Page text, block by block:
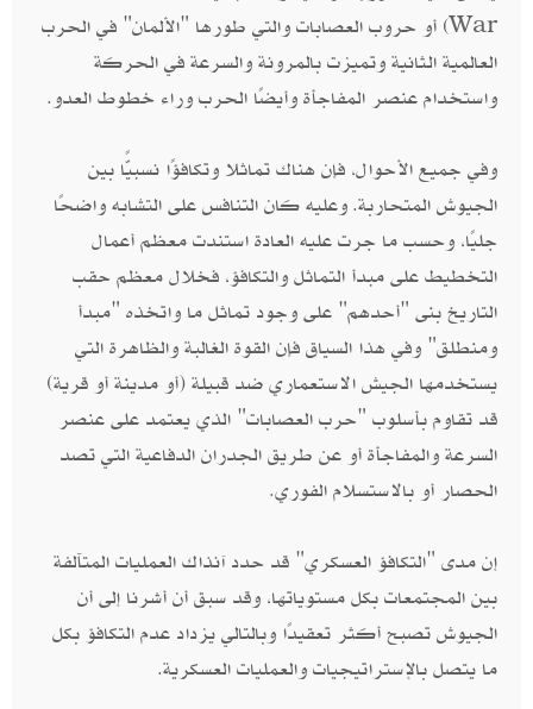
War) أو حروب العصابات والتي طورها "الألمان" في الحرب
العالمية الثانية وتميزت بالمرونة والسرعة في الحركة
واستخدام عنصر المفاجأة وأيضًا الحرب وراء خطوط العدو.
وفي جميع الأحوال، فإن هناك تماثلا وتكافؤًا نسبيًّا بين
الجيوش المتحاربة. وعليه كان التنافس على التشابه واضحًا
جليًا، وحسب ما جرت عليه العادة استندت معظم أعمال
التخطيط على مبدأ التماثل والتكافؤ، فخلال معظم حقب
التاريخ بنى "أحدهم" على وجود تماثل ما واتخذه "مبدأ
ومنطلق" وفي هذا السياق فإن القوة الغالبة والظاهرة التي
يستخدمها الجيش الاستعماري ضد قبيلة (أو مدينة أو قرية)
قد تقاوم بأسلوب "حرب العصابات" الذي يعتمد على عنصر
السرعة والمفاجأة أو عن طريق الجدران الدفاعية التي تصد
الحصار أو بالاستسلام الفوري.
إن مدى "التكافؤ العسكري" قد حدد آنذاك العمليات المتآلفة
بين المجتمعات بكل مستوياتها، وقد سبق أن أشرنا إلى أن
الجيوش تصبح أكثر تعقيدًا وبالتالي يزداد عدم التكافؤ بكل
ما يتصل بالإستراتيجيات والعمليات العسكرية.